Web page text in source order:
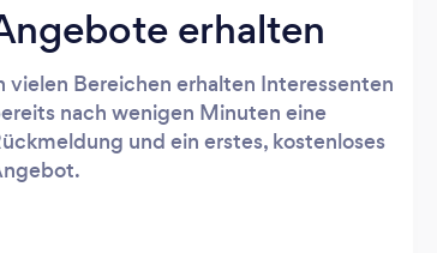
erhalten
vielen Bereichen erhalten Interessenten
nach wenigen Minuten eine
und ein erstes, kostenloses